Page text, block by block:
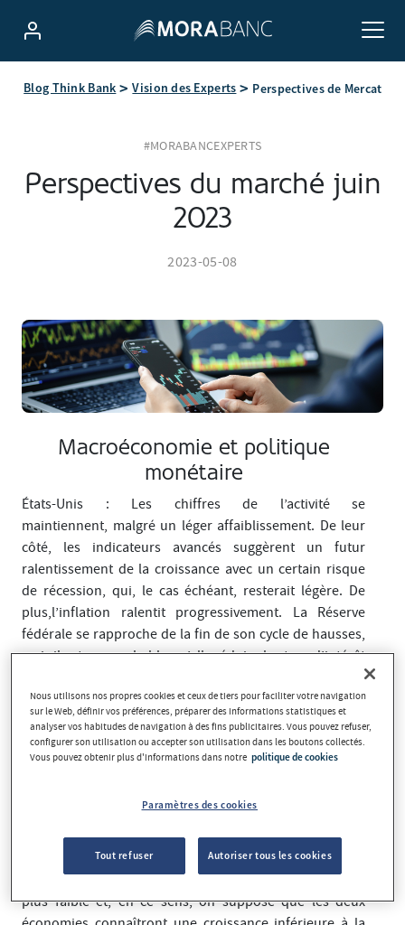
Blog Think Bank Vision des Experts Perspectives de Mercat
#MORABANCEXPERTS
Perspectives du marché juin
2023
2023-05-08
Macroéconomie et politique
monétaire
États-Unis : Les chiffres de l’activité se
maintiennent, malgré un léger affaiblissement. De leur
côté, les indicateurs avancés suggèrent un futur
ralentissement de la croissance avec un certain risque
de récession, qui, le cas échéant, resterait légère. De
plus,l’inflation ralentit progressivement. La Réserve
fédérale se rapproche de la fin de son cycle de hausses,
mais il est peu probable qu’elle réduise les taux d’intérêt
cette année, étant donné la résistance de l’inflation.
Le marché du travail se détend également
progressivement, mais conserve des niveaux trop élevés.
Une faible croissance est attendue aux États-Unis en
mais aussi en raison de l'impact de la crise bancaire, qui
croissance.
Dans la zone euro, la croissance devrait également être
plus faible et, en ce sens, on suppose que les deux
Nous utilisons nos propres cookies et ceux de tiers pour faciliter votre navigation
sur le Web, définir vos préférences, préparer des informations statistiques et
analyser vos habitudes de navigation à des fins publicitaires. Vous pouvez refuser,
configurer son utilisation ou accepter son utilisation dans les boutons collectés.
Vous pouvez obtenir plus d'informations dans notre politique de cookies
Paramètres des cookies
Tout refuser Autoriser tous les cookies